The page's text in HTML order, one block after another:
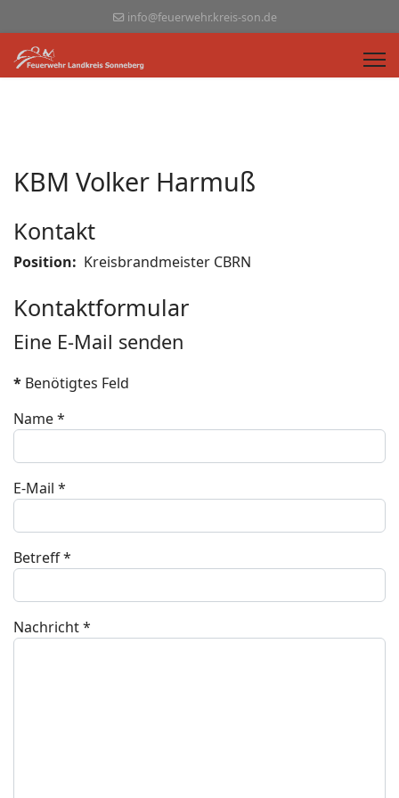
info@feuerwehr.kreis-son.de
KBM Volker Harmuß
Kontakt
Position: Kreisbrandmeister CBRN
Kontaktformular
Eine E-Mail senden
* Benötigtes Feld
Name*
E-Mail *
Betreff*
Nachricht*